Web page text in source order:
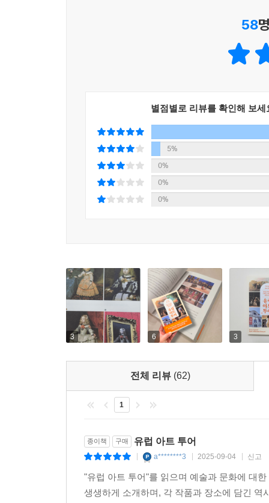
계속해서 이어지는 덴마크 황금기 시대의 풍경화
날씨와 긴 겨울의 어두움과의 괴리로 상상화를
상 전쟁이 끊이지 않았던 덴마크의 실상과는 상
---「Part 6 - 덴마크」중에서
처음에는 뉴욕의 미술 대학을 생각하고 있었으나
진학할지에 따라서 포트폴리오를 다르게 준비해
도 고려해 보라는 남편의 조언대로 런던을 방문
다. 아무래도 생활환경이 런던이 더 편안하고 안
고 생각한 것이 가장 큰 결정 요소였다.
내가 작게 느껴진 것이 사실이었다. 언어에서도
더비에 입사하게 되었고, 그곳에서 나는 런던에서
---「에필로그 2 - 세계 최고의 옥션 하우스에 입사하기까
Part 4 「네덜란드 암스테르담」에서는 네덜란
파노라마 뮤지엄, 도자기의 제조 공정을 볼 수 있
Part 6 「덴마크」에서는 작품마다 정성스러
카를스베르크 글립토테크 박물관, 신선한 현대
현대미술관을 소개한다.
소더비·크리스티 학예사가 들려주는 미술의 세계
외벤, 를뢰 등이 제작한 가구의 내부를 직접 살
조각난 이유 등 미술관에서 작품만 봐서는 알 수
에필로그에서는 전공을 미술로 변경하고 부족
미술에 관한 이야기뿐만 아니라 미술 유학과
물론이고 미술을 전공하는 독자, 미술 유학을 준
58
별점별로 리뷰를 확인해 보세
5%
0%
0%
0%
3 6 3
전체 리뷰 (62)
1
종이책 구매 유럽 아트 투어
a********3 2025-09-04 신고
"유럽 아트 투어"를 읽으며 예술과 문화에 대
생생하게 소개하며, 각 작품과 장소에 담긴 역